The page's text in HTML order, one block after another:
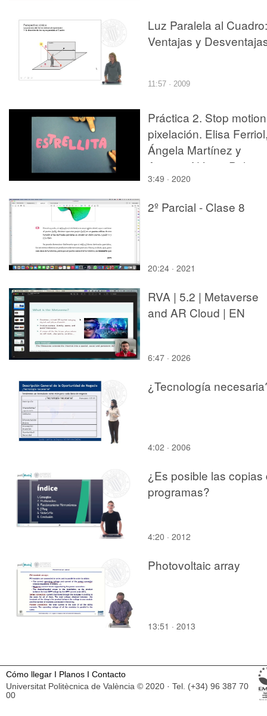
Luz Paralela al Cuadro:
Ventajas y
11:57 · 2009
Práctica 2. Stop
pixelación. Elisa
Ángela Martínez y
Amparo Núñez-Polo
3:49 · 2020
2º Parcial - Clase 8
20:24 · 2021
RVA | 5.2 | Metaverse
and AR Cloud | EN
6:47 · 2026
¿Tecnología
4:02 · 2006
¿Es posible las copias
programas?
4:20 · 2012
Photovoltaic array
13:51 · 2013
Cómo llegar I Planos I Contacto
Universitat Politècnica de València © 2020 · Tel. (+34) 96 387 70
00